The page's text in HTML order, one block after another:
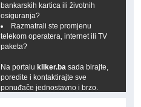
bankarskih kartica ili životnih
osiguranja?
Razmatrali ste promjenu
telekom operatera, internet ili TV
paketa?
Na portalu kliker.ba sada birajte,
poredite i kontaktirajte sve
ponuđače jednostavno i brzo.